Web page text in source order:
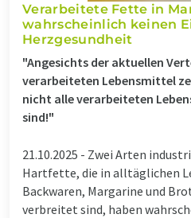
Verarbeitete Fette in
wahrscheinlich keinen
Herzgesundheit
"Angesichts der aktuellen
verarbeiteten Lebensmittel
nicht alle verarbeiteten
sind!"
21.10.2025 - Zwei Arten
Hartfette, die in alltäglichen
Backwaren, Margarine und
verbreitet sind, haben